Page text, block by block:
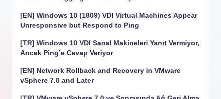
[EN] Windows 10 (1809) VDI Virtual Machines Appear
Unresponsive but Respond to Ping
[TR] Windows 10 VDI Sanal Makineleri Yanıt Vermiyor,
Ancak Ping’e Cevap Veriyor
[EN] Network Rollback and Recovery in VMware
vSphere 7.0 and Later